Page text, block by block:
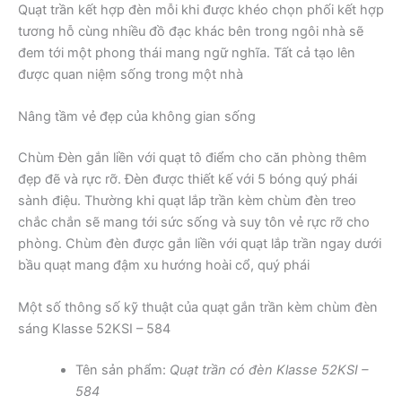
Quạt trần kết hợp đèn mỗi khi được khéo chọn phối kết hợp
tương hỗ cùng nhiều đồ đạc khác bên trong ngôi nhà sẽ
đem tới một phong thái mang ngữ nghĩa. Tất cả tạo lên
được quan niệm sống trong một nhà
Nâng tầm vẻ đẹp của không gian sống
Chùm Đèn gắn liền với quạt tô điểm cho căn phòng thêm
đẹp đẽ và rực rỡ. Đèn được thiết kế với 5 bóng quý phái
sành điệu. Thường khi quạt lắp trần kèm chùm đèn treo
chắc chắn sẽ mang tới sức sống và suy tôn vẻ rực rỡ cho
phòng. Chùm đèn được gắn liền với quạt lắp trần ngay dưới
bầu quạt mang đậm xu hướng hoài cổ, quý phái
Một số thông số kỹ thuật của quạt gắn trần kèm chùm đèn
sáng Klasse 52KSI – 584
Tên sản phẩm: Quạt trần có đèn Klasse 52KSI –
584